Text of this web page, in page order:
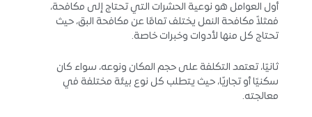
أول العوامل هو نوعية الحشرات التي تحتاج إلى مكافحة،
فمثلاً مكافحة النمل يختلف تمامًا عن مكافحة البق، حيث
تحتاج كل منها لأدوات وخبرات خاصة.
ثانيًا، تعتمد التكلفة على حجم المكان ونوعه، سواء كان
سكنيًا أو تجاريًا، حيث يتطلب كل نوع بيئة مختلفة في
معالجته.